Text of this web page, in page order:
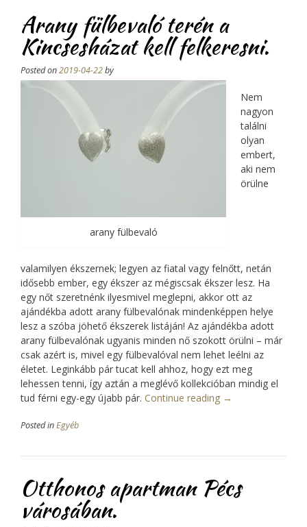
Arany fülbevaló terén a
Kincsesházat kell felkeresni.
Posted on2019-04-22by
arany fülbevaló
Nem
nagyon
találni
olyan
embert,
aki nem
örülne
valamilyen ékszernek; legyen az fiatal vagy felnőtt, netán
idősebb ember, egy ékszer az mégiscsak ékszer lesz. Ha
egy nőt szeretnénk ilyesmivel meglepni, akkor ott az
ajándékba adott arany fülbevalónak mindenképpen helye
lesz a szóba jöhető ékszerek listáján! Az ajándékba adott
arany fülbevalónak ugyanis minden nő szokott örülni – már
csak azért is, mivel egy fülbevalóval nem lehet leélni az
életet. Leginkább pár tucat kell ahhoz, hogy ezt meg
lehessen tenni, így aztán a meglévő kollekcióban mindig el
tud férni egy-egy újabb pár. Continue reading “Arany
Kincsesházat
felkeresni.”
→
Posted inEgyéb
Otthonos apartman Pécs
városában.